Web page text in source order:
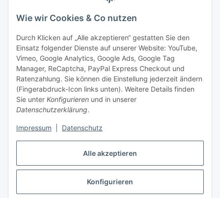
Alle akzeptieren
Konfigurieren
Wie wir Cookies & Co nutzen
Durch Klicken auf „Alle akzeptieren“ gestatten Sie den
Einsatz folgender Dienste auf unserer Website: YouTube,
Vimeo, Google Analytics, Google Ads, Google Tag
Manager, ReCaptcha, PayPal Express Checkout und
Ratenzahlung. Sie können die Einstellung jederzeit ändern
(Fingerabdruck-Icon links unten). Weitere Details finden
Sie unter Konfigurieren und in unserer
Datenschutzerklärung.
Impressum Datenschutz
Datenschutzerklärungregelmäßig und jederzeit widerruflich
Abonnieren
Informationen
Gesetzliche Informationen
Vertrag widerrufen